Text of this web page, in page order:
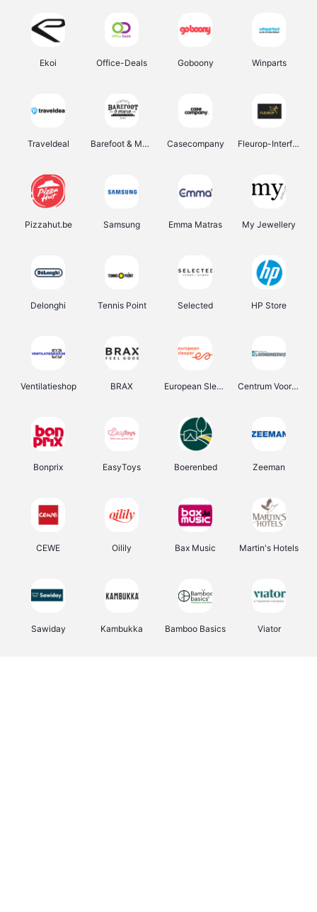
Ekoi Office-Deals Goboony Winparts
Traveldeal Barefoot & More Casecompany Fleurop-Interflora
Pizzahut.be Samsung Emma Matras My Jewellery
Delonghi Tennis Point Selected HP Store
Ventilatieshop BRAX European Sleeper Centrum Voor Avondonderwijs
Bonprix EasyToys Boerenbed Zeeman
CEWE Oilily Bax Music Martin's Hotels
Sawiday Kambukka Bamboo Basics Viator